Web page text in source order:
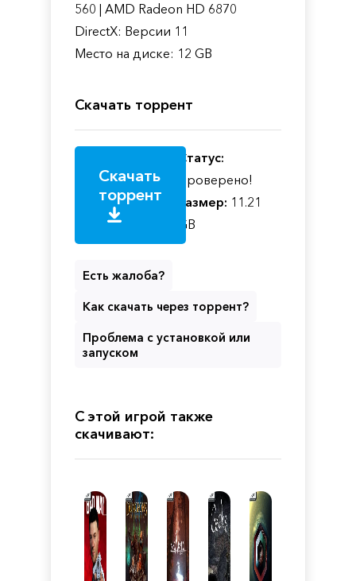
560 | AMD Radeon HD 6870
DirectX: Версии 11
Место на диске: 12 GB
Скачать торрент
Скачать
торрент
Статус:
Проверено!
Размер: 11.21
GB
Есть жалоба?
Как скачать через торрент?
Проблема с установкой или
запуском
С этой игрой также
скачивают: